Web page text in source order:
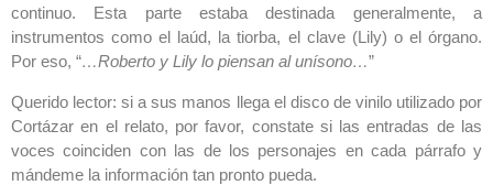
continuo. Esta parte estaba destinada generalmente, a
instrumentos como el laúd, la tiorba, el clave (Lily) o el órgano.
Por eso, “…Roberto y Lily lo piensan al unísono…”
Querido lector: si a sus manos llega el disco de vinilo utilizado por
Cortázar en el relato, por favor, constate si las entradas de las
voces coinciden con las de los personajes en cada párrafo y
mándeme la información tan pronto pueda.